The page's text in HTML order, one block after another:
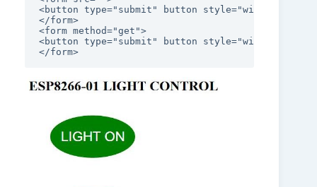
<button type="submit" button style="width:200px;
</form>
<form method="get">
<button type="submit" button style="width:200px;
</form>